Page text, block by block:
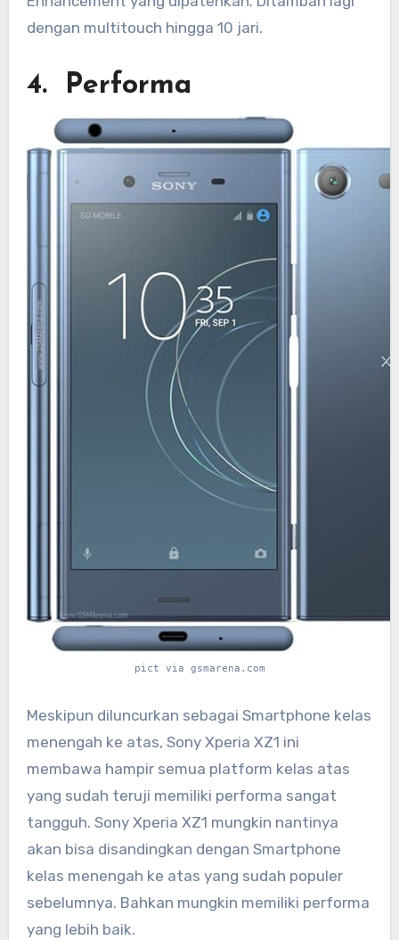
dengan multitouch hingga 10 jari.
4. Performa
pict via gsmarena.com
Meskipun diluncurkan sebagai Smartphone kelas
menengah ke atas, Sony Xperia XZ1 ini
membawa hampir semua platform kelas atas
yang sudah teruji memiliki performa sangat
tangguh. Sony Xperia XZ1 mungkin nantinya
akan bisa disandingkan dengan Smartphone
kelas menengah ke atas yang sudah populer
sebelumnya. Bahkan mungkin memiliki performa
yang lebih baik.